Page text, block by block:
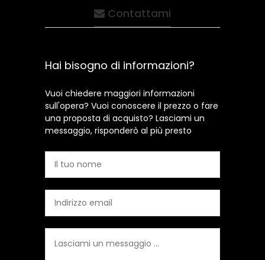
Contattami
Hai bisogno di informazioni?
Vuoi chiedere maggiori informazioni
sull'opera? Vuoi conoscere il prezzo o fare
una proposta di acquisto? Lasciami un
messaggio, risponderò al più presto